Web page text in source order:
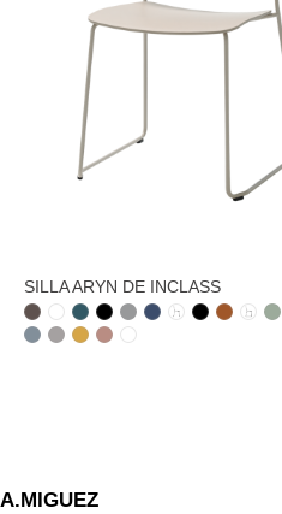
SILLA ARYN DE INCLASS
A.MIGUEZ